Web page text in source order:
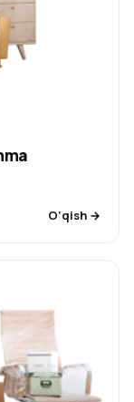
O‘qish →